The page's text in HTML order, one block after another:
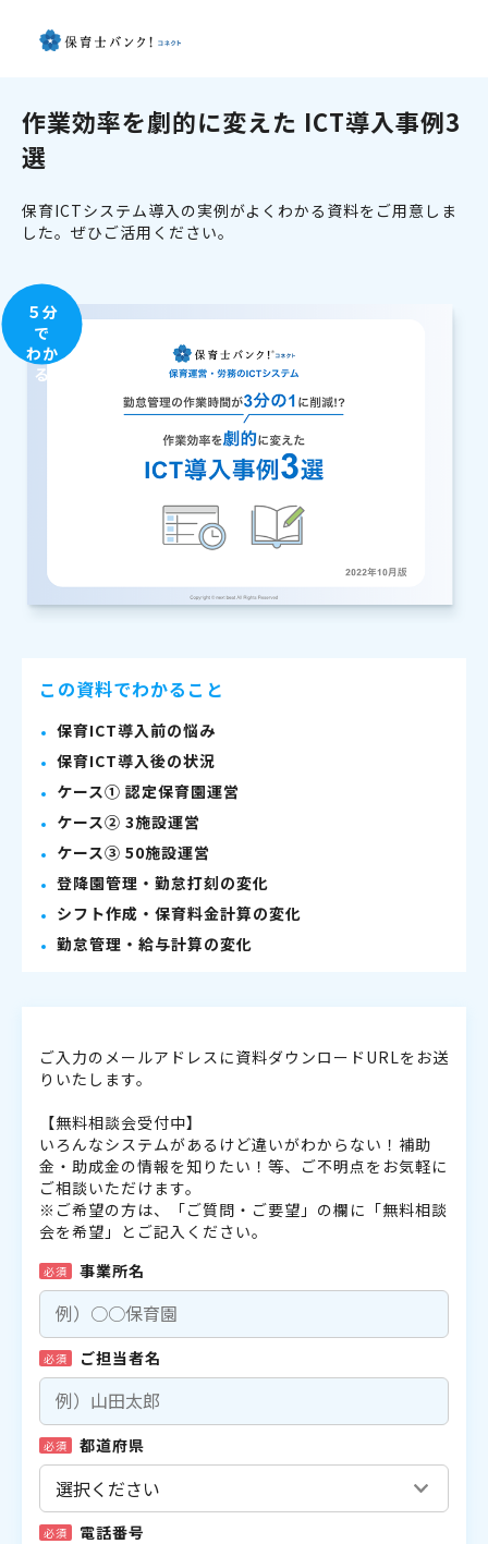
作業効率を劇的に変えた ICT導入事例3
選
保育ICTシステム導入の実例がよくわかる資料をご用意しま
した。ぜひご活用ください。
５分
で
わか
る
この資料でわかること
保育ICT導入前の悩み
保育ICT導入後の状況
ケース① 認定保育園運営
ケース② 3施設運営
ケース③ 50施設運営
登降園管理・勤怠打刻の変化
シフト作成・保育料金計算の変化
勤怠管理・給与計算の変化
ご入力のメールアドレスに資料ダウンロードURLをお送
りいたします。
【無料相談会受付中】
いろんなシステムがあるけど違いがわからない！補助
金・助成金の情報を知りたい！等、ご不明点をお気軽に
ご相談いただけます。
※ご希望の方は、「ご質問・ご要望」の欄に「無料相談
会を希望」とご記入ください。
必須 事業所名
必須 ご担当者名
必須 都道府県
必須 電話番号